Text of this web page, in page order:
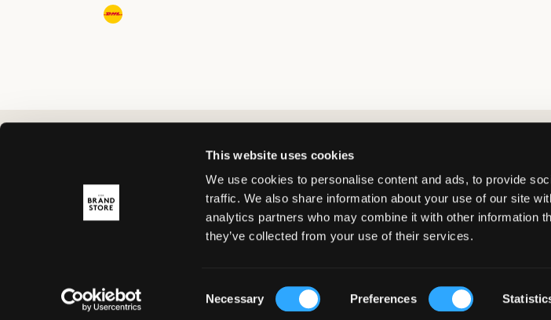
This website uses cookies
We use cookies to personalise content and ads, to provide
traffic. We also share information about your use of our site
analytics partners who may combine it with other information
they’ve collected from your use of their services.
Selection
Necessary Preferences © Copyright 2026 Kids